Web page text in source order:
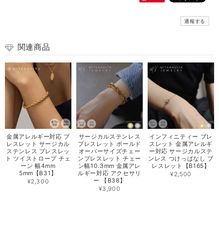
通報する
関連商品
金属アレルギー対応 ブ
レスレット サージカル
ステンレス ブレスレッ
ト ツイストロープ チェ
ーン 幅4mm
5mm【B31】
¥2,300
サージカルステンレス
ブレスレット ボールド
オーバーサイズチェー
ンブレスレット チェー
ン幅10.3mm 金属アレ
ルギー対応 アクセサリ
ー 【B38】
¥3,900
インフィニティー ブレ
スレット 金属アレルギ
ー対応 サージカルステ
ンレス つけっぱなし ブ
レスレット【B165】
¥2,500